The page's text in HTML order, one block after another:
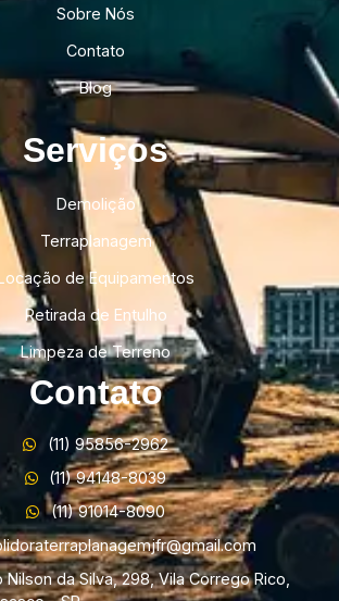
Sobre Nós
Contato
Blog
Serviços
Demolição
Terraplanagem
de Equipamentos
Retirada de Entulho
Limpeza de Terreno
Contato
(11) 95856-2962
(11) 94148-8039
(11) 91014-8090
Nilson da Silva, 298, Vila Corrego Rico,